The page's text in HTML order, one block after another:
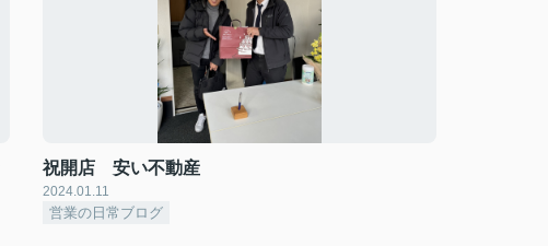
祝開店 安い不動産
2024.01.11
営業の日常ブログ